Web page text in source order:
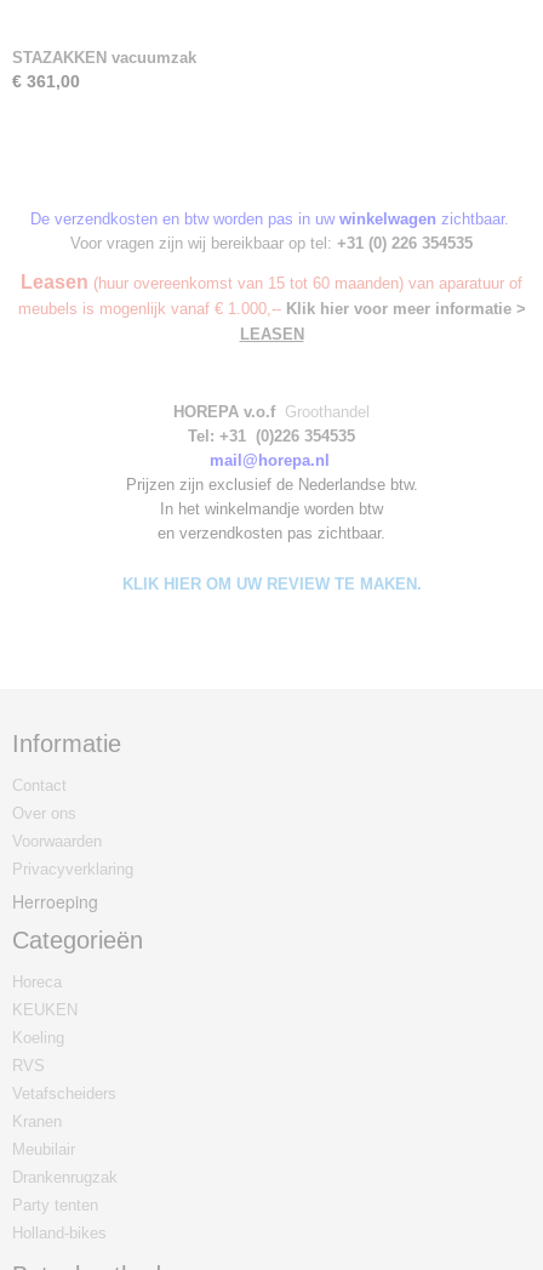
STAZAKKEN vacuumzak
€ 361,00
De verzendkosten en btw worden pas in uw winkelwagen zichtbaar.
Voor vragen zijn wij bereikbaar op tel: +31 (0) 226 354535
Leasen (huur overeenkomst van 15 tot 60 maanden) van aparatuur of
meubels is mogenlijk vanaf € 1.000,-- Klik hier voor meer informatie >
LEASEN
HOREPA v.o.f Groothandel
Tel: +31 (0)226 354535
mail@horepa.nl
Prijzen zijn exclusief de Nederlandse btw.
In het winkelmandje worden btw
en verzendkosten pas zichtbaar.
KLIK HIER OM UW REVIEW TE MAKEN.
Informatie
Contact
Over ons
Voorwaarden
Privacyverklaring
Herroeping
Categorieën
Horeca
KEUKEN
Koeling
RVS
Vetafscheiders
Kranen
Meubilair
Drankenrugzak
Party tenten
Holland-bikes